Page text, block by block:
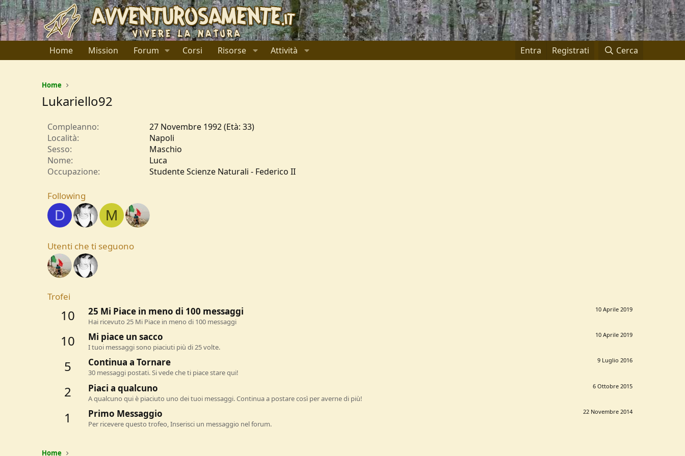
Home Mission Forum Corsi Risorse Attività Entra Registrati Cerca
Home
Lukariello92
Compleanno
27 Novembre 1992 (Età: 33)
Località
Napoli
Sesso
Maschio
Nome
Luca
Occupazione
Studente Scienze Naturali - Federico II
Following
D M
Utenti che ti seguono
Trofei
10 10 Aprile 2019
25 Mi Piace in meno di 100 messaggi
Hai ricevuto 25 Mi Piace in meno di 100 messaggi
10 10 Aprile 2019
Mi piace un sacco
I tuoi messaggi sono piaciuti più di 25 volte.
5 9 Luglio 2016
Continua a Tornare
30 messaggi postati. Si vede che ti piace stare qui!
2 6 Ottobre 2015
Piaci a qualcuno
A qualcuno qui è piaciuto uno dei tuoi messaggi. Continua a postare così per averne di più!
1 22 Novembre 2014
Primo Messaggio
Per ricevere questo trofeo, Inserisci un messaggio nel forum.
Home